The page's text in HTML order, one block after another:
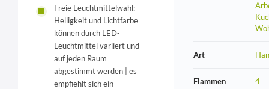
Freie Leuchtmittelwahl:
Helligkeit und Lichtfarbe
können durch LED-
Leuchtmittel variiert und
auf jeden Raum
abgestimmt werden | es
empfiehlt sich ein
Art
Flammen 4